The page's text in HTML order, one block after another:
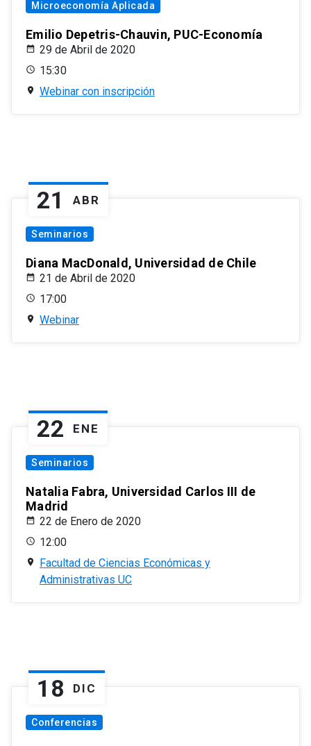
Microeconomía Aplicada
Emilio Depetris-Chauvin, PUC-Economía
29 de Abril de 2020
15:30
Webinar con inscripción
21 ABR
Seminarios
Diana MacDonald, Universidad de Chile
21 de Abril de 2020
17:00
Webinar
22 ENE
Seminarios
Natalia Fabra, Universidad Carlos III de
Madrid
22 de Enero de 2020
12:00
Facultad de Ciencias Económicas y
Administrativas UC
18 DIC
Conferencias